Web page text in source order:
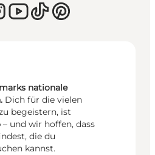
nationale
Dich für die vielen
begeistern, ist
und wir hoffen, dass
die du
kannst.